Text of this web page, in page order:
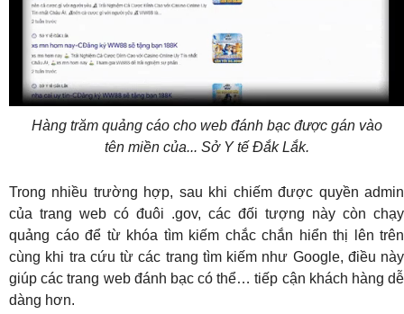
Hàng trăm quảng cáo cho web đánh bạc được gán vào
tên miền của... Sở Y tế Đắk Lắk.
Trong nhiều trường hợp, sau khi chiếm được quyền admin
của trang web có đuôi .gov, các đối tượng này còn chạy
quảng cáo để từ khóa tìm kiếm chắc chắn hiển thị lên trên
cùng khi tra cứu từ các trang tìm kiếm như Google, điều này
giúp các trang web đánh bạc có thể… tiếp cận khách hàng dễ
dàng hơn.